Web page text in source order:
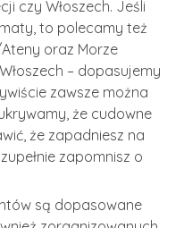
czy Włoszech. Jeśli
to polecamy też
oraz Morze
– dopasujemy
zawsze można
że cudowne
że zapadniesz na
zapomnisz o
są dopasowane